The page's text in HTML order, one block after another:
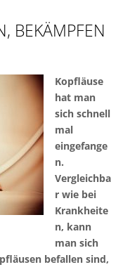
BEKÄMPFEN
Kopfläuse
hat man
sich schnell
mal
eingefange
n.
Vergleichba
r wie bei
Krankheite
n, kann
man sich
befallen sind,